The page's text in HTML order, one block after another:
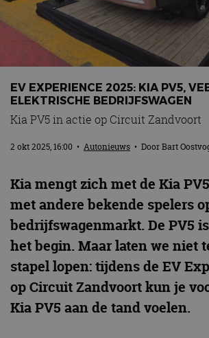
Contact
MotorRAI.nl
EV EXPERIENCE 2025: KIA PV5,
ELEKTRISCHE BEDRIJFSWAGEN
Kia PV5 in actie op Circuit Zandvoort
2 okt 2025, 16:00 • Autonieuws • DoorBart
Kia mengt zich met de Kia
met andere bekende spelers
bedrijfswagenmarkt. De PV5
het begin. Maar laten we niet
stapel lopen: tijdens de EV
op Circuit Zandvoort kun je
Kia PV5 aan de tand voelen.